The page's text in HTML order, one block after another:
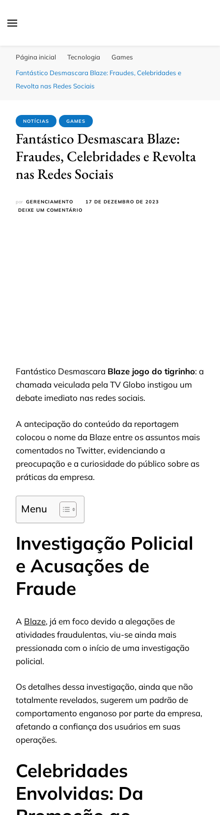
Página inicial Tecnologia
Games
Fantástico Desmascara Blaze: Fraudes, Celebridades e
Revolta nas Redes Sociais
NOTÍCIAS GAMES
Fantástico Desmascara Blaze:
Fraudes, Celebridades e Revolta
nas Redes Sociais
por GERENCIAMENTO
17 DE DEZEMBRO DE 2023
DEIXE UM COMENTÁRIO
Fantástico Desmascara Blaze jogo do tigrinho: a
chamada veiculada pela TV Globo instigou um
debate imediato nas redes sociais.
A antecipação do conteúdo da reportagem
colocou o nome da Blaze entre os assuntos mais
comentados no Twitter, evidenciando a
preocupação e a curiosidade do público sobre as
práticas da empresa.
Menu
Investigação Policial
e Acusações de
Fraude
A Blaze, já em foco devido a alegações de
atividades fraudulentas, viu-se ainda mais
pressionada com o início de uma investigação
policial.
Os detalhes dessa investigação, ainda que não
totalmente revelados, sugerem um padrão de
comportamento enganoso por parte da empresa,
afetando a confiança dos usuários em suas
operações.
Celebridades
Envolvidas: Da